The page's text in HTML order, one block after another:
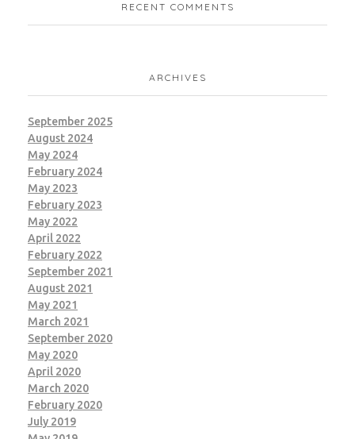
RECENT COMMENTS
ARCHIVES
September 2025
August 2024
May 2024
February 2024
May 2023
February 2023
May 2022
April 2022
February 2022
September 2021
August 2021
May 2021
March 2021
September 2020
May 2020
April 2020
March 2020
February 2020
July 2019